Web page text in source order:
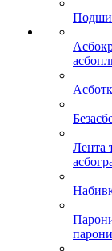
Лента